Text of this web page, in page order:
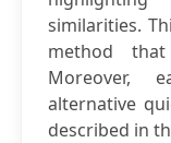
similarities.
method
Moreover,
alternative
described in